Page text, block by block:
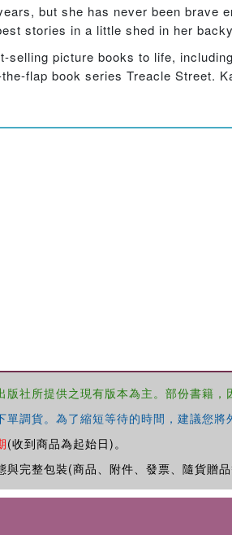
but she has never been brave
stories in a little shed in her
picture books to life,
flap book series Treacle Street.
社所提供之現有版本為主。部份書籍，
調貨。為了縮短等待的時間，建議您
(收到商品為起始日)。
完整包裝(商品、附件、發票、隨貨贈品